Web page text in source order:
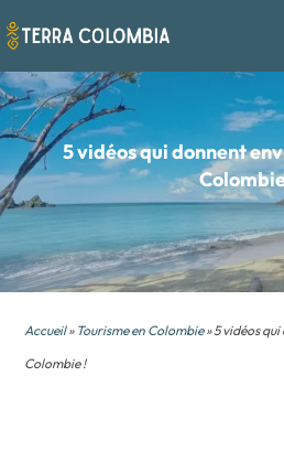
5 vidéos qui donnent
Accueil» Tourisme en Colombie» 5 vidéos
Colombie !